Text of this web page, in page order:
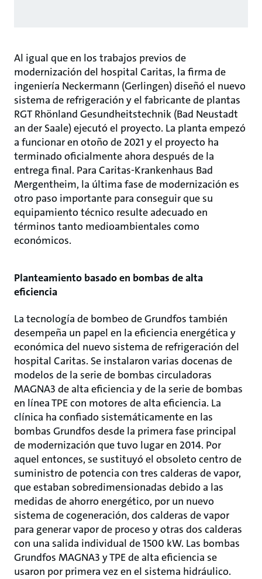
Al igual que en los trabajos previos de
modernización del hospital Caritas, la firma de
ingeniería Neckermann (Gerlingen) diseñó el nuevo
sistema de refrigeración y el fabricante de plantas
RGT Rhönland Gesundheitstechnik (Bad Neustadt
an der Saale) ejecutó el proyecto. La planta empezó
a funcionar en otoño de 2021 y el proyecto ha
terminado oficialmente ahora después de la
entrega final. Para Caritas-Krankenhaus Bad
Mergentheim, la última fase de modernización es
otro paso importante para conseguir que su
equipamiento técnico resulte adecuado en
términos tanto medioambientales como
económicos.
Planteamiento basado en bombas de alta
eficiencia
La tecnología de bombeo de Grundfos también
desempeña un papel en la eficiencia energética y
económica del nuevo sistema de refrigeración del
hospital Caritas. Se instalaron varias docenas de
modelos de la serie de bombas circuladoras
MAGNA3 de alta eficiencia y de la serie de bombas
en línea TPE con motores de alta eficiencia. La
clínica ha confiado sistemáticamente en las
bombas Grundfos desde la primera fase principal
de modernización que tuvo lugar en 2014. Por
aquel entonces, se sustituyó el obsoleto centro de
suministro de potencia con tres calderas de vapor,
que estaban sobredimensionadas debido a las
medidas de ahorro energético, por un nuevo
sistema de cogeneración, dos calderas de vapor
para generar vapor de proceso y otras dos calderas
con una salida individual de 1500 kW. Las bombas
Grundfos MAGNA3 y TPE de alta eficiencia se
usaron por primera vez en el sistema hidráulico.